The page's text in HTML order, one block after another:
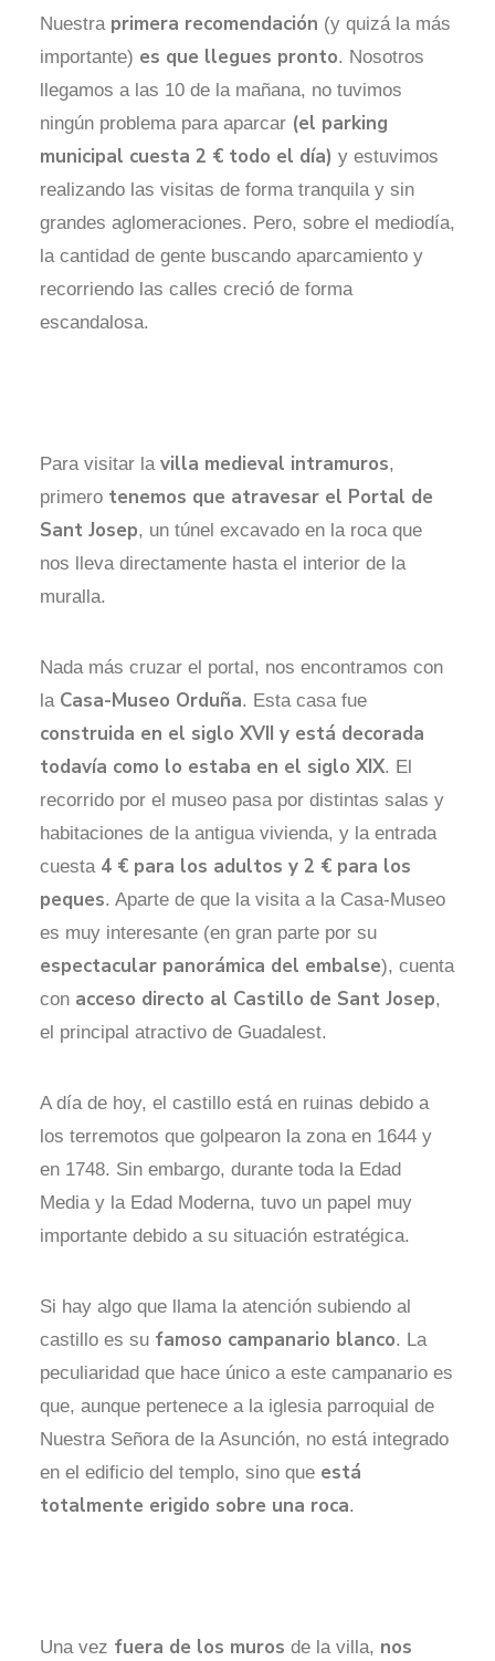
Nuestra primera recomendación (y quizá la más
importante) es que llegues pronto. Nosotros
llegamos a las 10 de la mañana, no tuvimos
ningún problema para aparcar (el parking
municipal cuesta 2 € todo el día) y estuvimos
realizando las visitas de forma tranquila y sin
grandes aglomeraciones. Pero, sobre el mediodía,
la cantidad de gente buscando aparcamiento y
recorriendo las calles creció de forma
escandalosa.
Para visitar la villa medieval intramuros,
primero tenemos que atravesar el Portal de
Sant Josep, un túnel excavado en la roca que
nos lleva directamente hasta el interior de la
muralla.
Nada más cruzar el portal, nos encontramos con
la Casa-Museo Orduña. Esta casa fue
construida en el siglo XVII y está decorada
todavía como lo estaba en el siglo XIX. El
recorrido por el museo pasa por distintas salas y
habitaciones de la antigua vivienda, y la entrada
cuesta 4 € para los adultos y 2 € para los
peques. Aparte de que la visita a la Casa-Museo
es muy interesante (en gran parte por su
espectacular panorámica del embalse), cuenta
con acceso directo al Castillo de Sant Josep,
el principal atractivo de Guadalest.
A día de hoy, el castillo está en ruinas debido a
los terremotos que golpearon la zona en 1644 y
en 1748. Sin embargo, durante toda la Edad
Media y la Edad Moderna, tuvo un papel muy
importante debido a su situación estratégica.
Si hay algo que llama la atención subiendo al
castillo es su famoso campanario blanco. La
peculiaridad que hace único a este campanario es
que, aunque pertenece a la iglesia parroquial de
Nuestra Señora de la Asunción, no está integrado
en el edificio del templo, sino que está
totalmente erigido sobre una roca.
Una vez fuera de los muros de la villa, nos